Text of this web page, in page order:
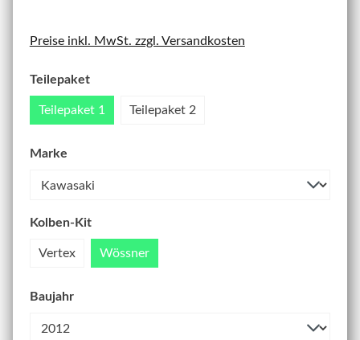
Preise inkl. MwSt. zzgl. Versandkosten
Teilepaket
Teilepaket 1 Teilepaket 2
Marke
Kolben-Kit
Vertex Wössner
Baujahr